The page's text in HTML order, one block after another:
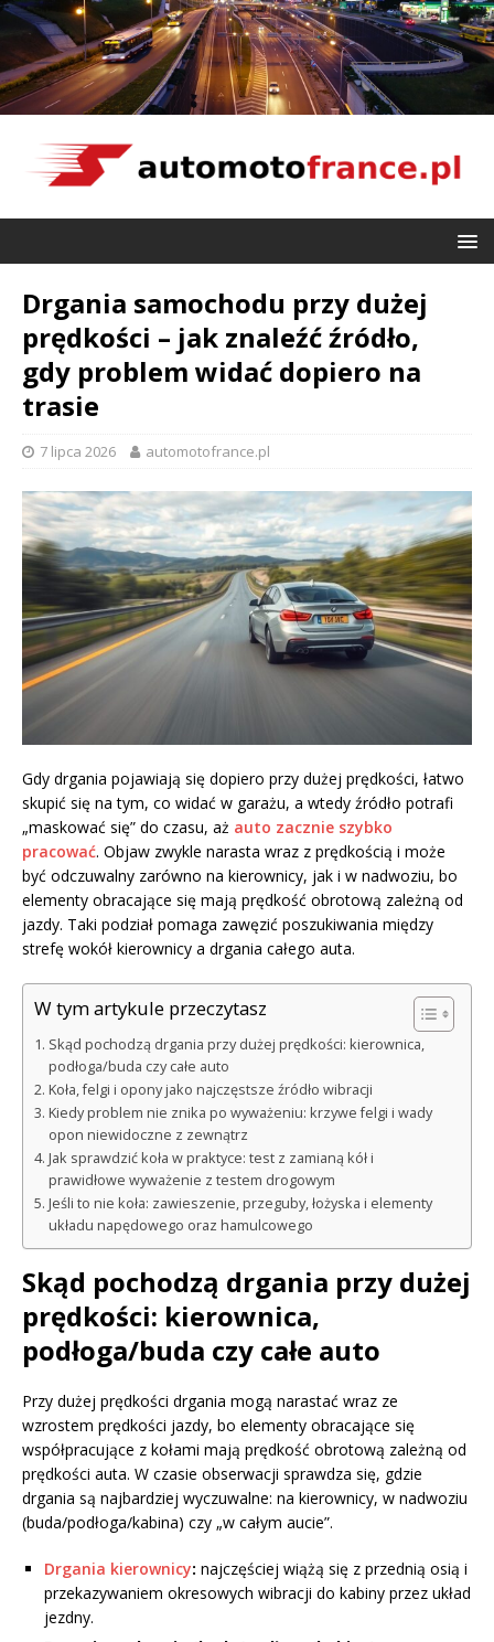
Drgania samochodu przy dużej
prędkości – jak znaleźć źródło,
gdy problem widać dopiero na
trasie
7 lipca 2026 automotofrance.pl
Gdy drgania pojawiają się dopiero przy dużej prędkości, łatwo
skupić się na tym, co widać w garażu, a wtedy źródło potrafi
„maskować się” do czasu, aż auto zacznie szybko
pracować. Objaw zwykle narasta wraz z prędkością i może
być odczuwalny zarówno na kierownicy, jak i w nadwoziu, bo
elementy obracające się mają prędkość obrotową zależną od
jazdy. Taki podział pomaga zawęzić poszukiwania między
strefę wokół kierownicy a drgania całego auta.
W tym artykule przeczytasz
Skąd pochodzą drgania przy dużej prędkości: kierownica,
podłoga/buda czy całe auto
Koła, felgi i opony jako najczęstsze źródło wibracji
Kiedy problem nie znika po wyważeniu: krzywe felgi i wady
opon niewidoczne z zewnątrz
Jak sprawdzić koła w praktyce: test z zamianą kół i
prawidłowe wyważenie z testem drogowym
Jeśli to nie koła: zawieszenie, przeguby, łożyska i elementy
układu napędowego oraz hamulcowego
Skąd pochodzą drgania przy dużej
prędkości: kierownica,
podłoga/buda czy całe auto
Przy dużej prędkości drgania mogą narastać wraz ze
wzrostem prędkości jazdy, bo elementy obracające się
współpracujące z kołami mają prędkość obrotową zależną od
prędkości auta. W czasie obserwacji sprawdza się, gdzie
drgania są najbardziej wyczuwalne: na kierownicy, w nadwoziu
(buda/podłoga/kabina) czy „w całym aucie”.
Drgania kierownicy: najczęściej wiążą się z przednią osią i
przekazywaniem okresowych wibracji do kabiny przez układ
jezdny.